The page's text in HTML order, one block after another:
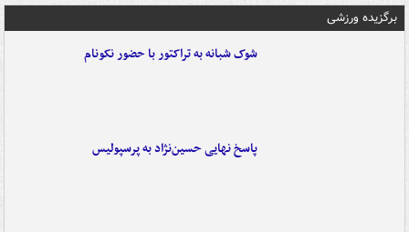
برگزیده ورزشی
شوک شبانه به تراکتور با حضور نکونام
پاسخ نهایی حسین‌نژاد به پرسپولیس